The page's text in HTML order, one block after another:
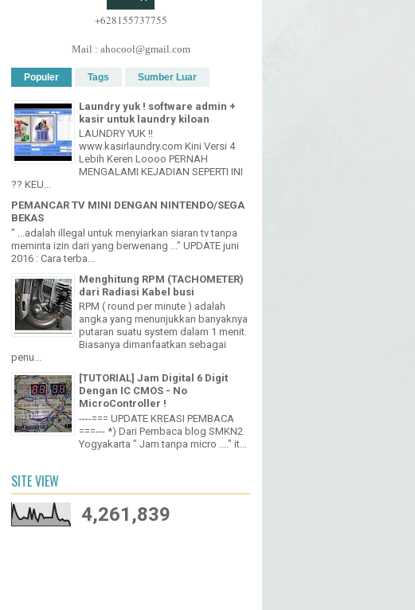
+628155737755
Mail : ahocool@gmail.com
Populer Tags Sumber Luar
Laundry yuk ! software admin +
kasir untuk laundry kiloan
LAUNDRY YUK !!
MENGALAMI KEJADIAN SEPERTI INI
?? KEU...
PEMANCAR TV MINI DENGAN NINTENDO/SEGA
BEKAS
meminta izin dari yang berwenang ..." UPDATE juni
2016 : Cara terba...
Menghitung RPM (TACHOMETER)
dari Radiasi Kabel busi
RPM ( round per minute ) adalah
Biasanya dimanfaatkan sebagai
penu...
[TUTORIAL] Jam Digital 6 Digit
Dengan IC CMOS - No
MicroController !
SITE VIEW